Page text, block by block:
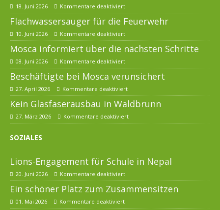
18. Juni 2026 Kommentare deaktiviert
Flachwassersauger für die Feuerwehr
10. Juni 2026 Kommentare deaktiviert
Mosca informiert über die nächsten Schritte
08. Juni 2026 Kommentare deaktiviert
Beschäftigte bei Mosca verunsichert
27. April 2026 Kommentare deaktiviert
Kein Glasfaserausbau in Waldbrunn
27. März 2026 Kommentare deaktiviert
SOZIALES
Lions-Engagement für Schule in Nepal
20. Juni 2026 Kommentare deaktiviert
Ein schöner Platz zum Zusammensitzen
01. Mai 2026 Kommentare deaktiviert